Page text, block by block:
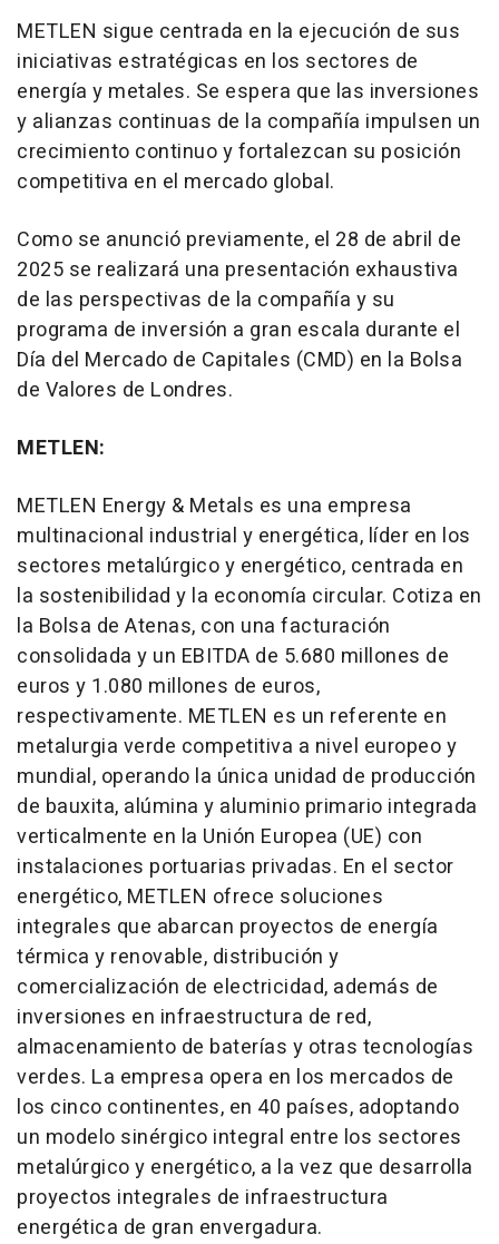
METLEN sigue centrada en la ejecución de sus
iniciativas estratégicas en los sectores de
energía y metales. Se espera que las inversiones
y alianzas continuas de la compañía impulsen un
crecimiento continuo y fortalezcan su posición
competitiva en el mercado global.
Como se anunció previamente, el 28 de abril de
2025 se realizará una presentación exhaustiva
de las perspectivas de la compañía y su
programa de inversión a gran escala durante el
Día del Mercado de Capitales (CMD) en la Bolsa
de Valores de Londres.
METLEN:
METLEN Energy & Metals es una empresa
multinacional industrial y energética, líder en los
sectores metalúrgico y energético, centrada en
la sostenibilidad y la economía circular. Cotiza en
la Bolsa de Atenas, con una facturación
consolidada y un EBITDA de 5.680 millones de
euros y 1.080 millones de euros,
respectivamente. METLEN es un referente en
metalurgia verde competitiva a nivel europeo y
mundial, operando la única unidad de producción
de bauxita, alúmina y aluminio primario integrada
verticalmente en la Unión Europea (UE) con
instalaciones portuarias privadas. En el sector
energético, METLEN ofrece soluciones
integrales que abarcan proyectos de energía
térmica y renovable, distribución y
comercialización de electricidad, además de
inversiones en infraestructura de red,
almacenamiento de baterías y otras tecnologías
verdes. La empresa opera en los mercados de
los cinco continentes, en 40 países, adoptando
un modelo sinérgico integral entre los sectores
metalúrgico y energético, a la vez que desarrolla
proyectos integrales de infraestructura
energética de gran envergadura.